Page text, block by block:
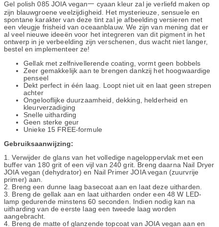
Gel polish 085 JOIA vegan一 cyaan kleur zal je verliefd maken op
zijn blauwgroene veelzijdigheid. Het mysterieuze, sensuele en
spontane karakter van deze tint zal je afbeelding versieren met
een vleugje frisheid van oceaanblauw. We zijn van mening dat er
al veel nieuwe ideeën voor het integreren van dit pigment in het
ontwerp in je verbeelding zijn verschenen, dus wacht niet langer,
bestel en implementeer ze!
Gellak met zelfnivellerende coating, vormt geen bobbels
Zeer gemakkelijk aan te brengen dankzij het hoogwaardige
penseel
Dekt perfect in één laag. Loopt niet uit en laat geen strepen
achter
Ongelooflijke duurzaamheid, dekking, helderheid en
kleurverzadiging
Snelle uitharding
Geen sterke geur
Unieke 15 FREE-formule
Gebruiksaanwijzing:
1. Verwijder de glans van het volledige nageloppervlak met een
buffer van 180 grit of een vijl van 240 grit. Breng daarna Nail Dryer
JOIA vegan (dehydrator) en Nail Primer JOIA vegan (zuurvrije
primer) aan.
2. Breng een dunne laag basecoat aan en laat deze uitharden.
3. Breng de gellak aan en laat uitharden onder een 48 W LED-
lamp gedurende minstens 60 seconden. Indien nodig kan na
uitharding van de eerste laag een tweede laag worden
aangebracht.
4. Breng de matte of glanzende topcoat van JOIA vegan aan en